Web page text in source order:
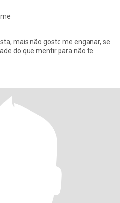
mais não gosto me enganar, se
do que mentir para não te